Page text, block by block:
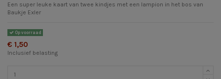
Een super leuke kaart van twee kindjes met een lampion in het bos van
Baukje Exler
Op voorraad
€ 1,50
Inclusief belasting